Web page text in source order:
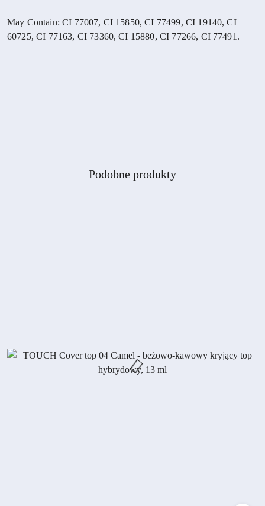
May Contain: CI 77007, CI 15850, CI 77499, CI 19140, CI
60725, CI 77163, CI 73360, CI 15880, CI 77266, CI 77491.
Pomiń karuzelę produktów
Produkty
Podobne produkty